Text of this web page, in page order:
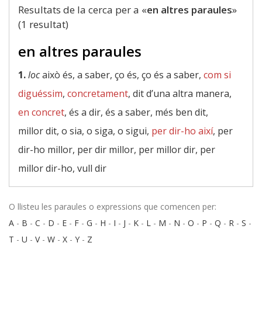
Resultats de la cerca per a «en altres paraules»
(1 resultat)
en altres paraules
1.locaixò és, a saber, ço és, ço és a saber, com si
diguéssim, concretament, dit d’una altra manera,
en concret, és a dir, és a saber, més ben dit,
millor dit, o sia, o siga, o sigui, per dir-ho així, per
dir-ho millor, per dir millor, per millor dir, per
millor dir-ho, vull dir
O llisteu les paraules o expressions que comencen per:
A - B - C - D - E - F - G - H - I - J - K - L - M - N - O - P - Q - R - S -
T - U - V- W - X - Y - Z